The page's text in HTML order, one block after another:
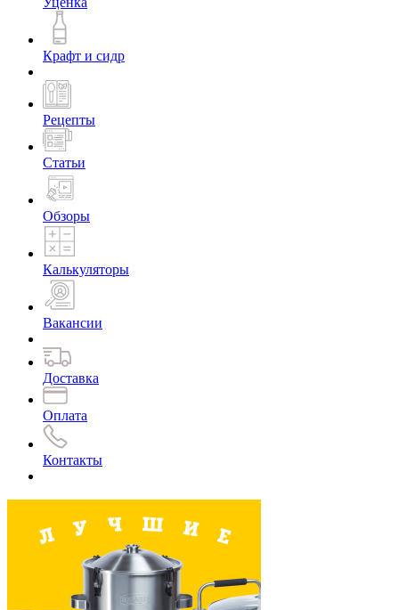
Крафт и сидр
Рецепты
Статьи
Обзоры
Калькуляторы
Вакансии
Доставка
Оплата
Контакты